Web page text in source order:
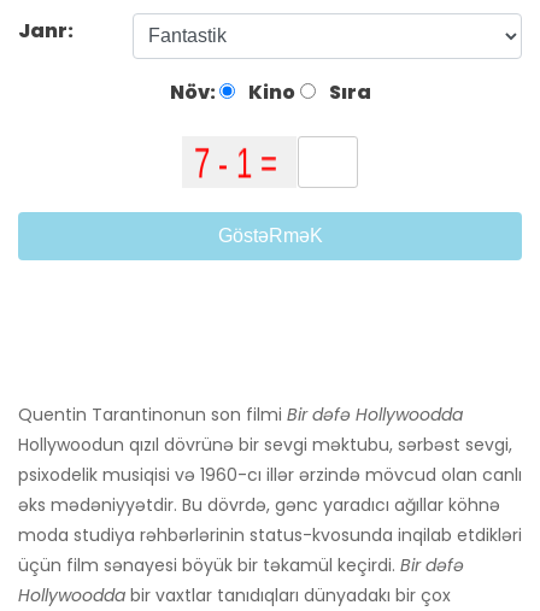
Janr:
Növ: Kino Sıra
GöstəRməK
Quentin Tarantinonun son filmi Bir dəfə Hollywoodda
Hollywoodun qızıl dövrünə bir sevgi məktubu, sərbəst sevgi,
psixodelik musiqisi və 1960-cı illər ərzində mövcud olan canlı
əks mədəniyyətdir. Bu dövrdə, gənc yaradıcı ağıllar köhnə
moda studiya rəhbərlərinin status-kvosunda inqilab etdikləri
üçün film sənayesi böyük bir təkamül keçirdi. Bir dəfə
Hollywoodda bir vaxtlar tanıdıqları dünyadakı bir çox